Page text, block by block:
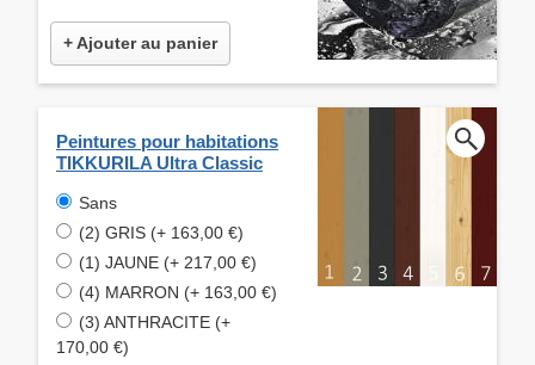
+ Ajouter au panier
Peintures pour habitations
TIKKURILA Ultra Classic
Sans
(2) GRIS (+ 163,00 €)
(1) JAUNE (+ 217,00 €)
(4) MARRON (+ 163,00 €)
(3) ANTHRACITE (+
170,00 €)